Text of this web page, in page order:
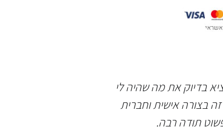
בדיוק את מה שהיה לי
בצורה אישית וחברית
תודה רבה.